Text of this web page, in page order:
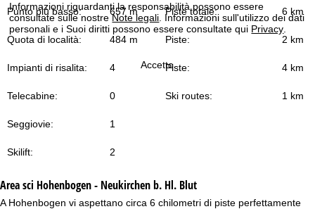
Informazioni riguardanti la responsabilità possono essere
consultate sulle nostreNote legali . Informazioni sull'utilizzo dei dati
personali e i Suoi diritti possono essere consultate qui Privacy
Accetto
g
Punto più basso: 657 m Piste totale: 6 km
Quota di località: 484 m Piste: 2 km
Impianti di risalita: 4 Piste: 4 km
Telecabine: 0 Ski routes: 1 km
Seggiovie: 1
Skilift: 2
Area sci Hohenbogen - Neukirchen b. Hl. Blut
A Hohenbogen vi aspettano circa 6 chilometri di piste perfettamente